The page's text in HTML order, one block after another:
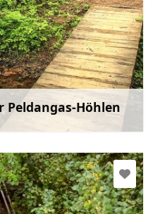
Peldangas-Höhlen
Mehr